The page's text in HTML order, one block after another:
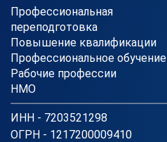
Профессиональная
переподготовка
Повышение квалификации
Профессиональное обучение
Рабочие профессии
НМО
ИНН - 7203521298
ОГРН - 1217200009410